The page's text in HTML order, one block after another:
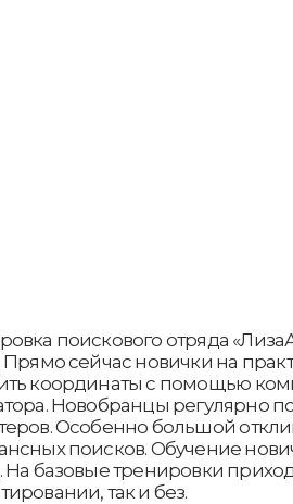
поискового отряда
Прямо сейчас новички на
координаты с помощью
Новобранцы регулярно
Особенно большой
поисков. Обучение
На базовые тренировки
так и без.